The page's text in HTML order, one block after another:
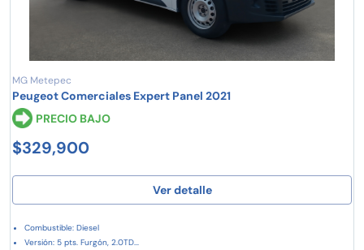
MG Metepec
Peugeot Comerciales Expert Panel 2021
PRECIO BAJO
$329,900
Ver detalle
Combustible: Diesel
Versión: 5 pts. Furgón, 2.0TD...